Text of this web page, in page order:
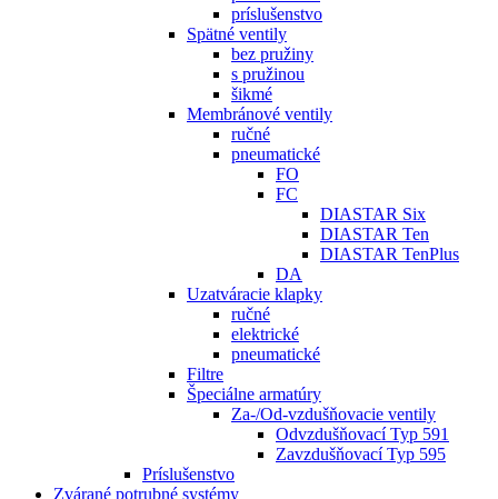
príslušenstvo
Spätné ventily
bez pružiny
s pružinou
šikmé
Membránové ventily
ručné
pneumatické
FO
FC
DIASTAR Six
DIASTAR Ten
DIASTAR TenPlus
DA
Uzatváracie klapky
ručné
elektrické
pneumatické
Filtre
Špeciálne armatúry
Za-/Od-vzdušňovacie ventily
Odvzdušňovací Typ 591
Zavzdušňovací Typ 595
Príslušenstvo
Zvárané potrubné systémy